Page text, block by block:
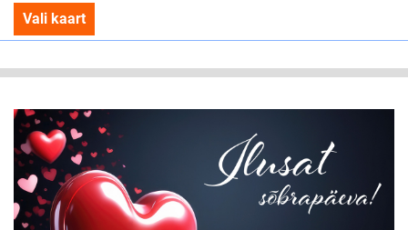
Vali kaart